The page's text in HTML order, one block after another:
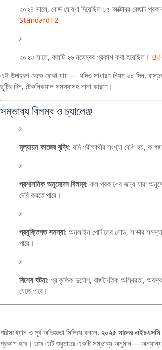
২০২৪ সালে, বোর্ড ঘোষণা দিয়েছিল ১৫ অক্টোবর রেজাল্ট
Standard+2
২০২৩ সালে, ফলটি ২৬ নভেম্বর প্রকাশ করা হয়েছিল। Bil
এই উদাহরণ থেকে বোঝা যায় — যদিও সাধারণ নিয়ম ৬০ দিন,
ছুটির দিন, টেকনিক্যাল সমস্যাসহ নানা কারণে।
সম্ভাব্য বিলম্ব ও চ্যালেঞ্জ
মূল্যায়ন কাজের বৃদ্ধি: যদি পরীক্ষার্থীর সংখ্যা বেশি হয়,
প্রশাসনিক অনুমোদন বিলম্ব: ফল প্রকাশের জন্য যারা
দেরি করতে পারে।
প্রযুক্তিগত সমস্যা: অনলাইন পোর্টালের লোড, সার্ভার
পারে।
বিশেষ ঘটনা: প্রাকৃতিক দুর্যোগ, রাজনৈতিক অস্থিরতা,
যেতে পারে।
পরিসংখ্যান ও পূর্ব অভিজ্ঞতা মিলিয়ে বললে, ২০২৫ সালের এইচএসসি
প্রকাশ হবে। তবে এটি শুধুমাত্র একটি সম্ভাব্য অনুমান— অন্যান্য